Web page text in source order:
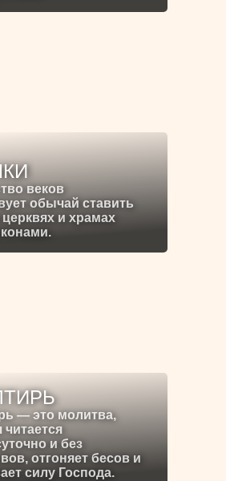
веков
обычай ставить
церквях и храмах
— это молитва,
читается
и без
отгоняет бесов и
силу Господа.